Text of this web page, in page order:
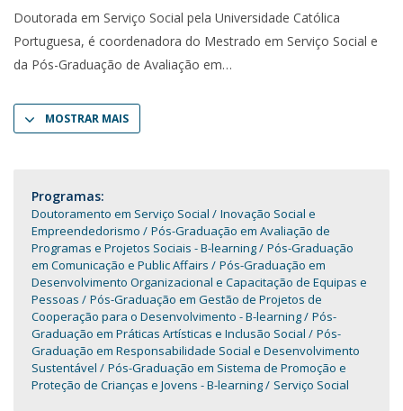
Doutorada em Serviço Social pela Universidade Católica
Portuguesa, é coordenadora do Mestrado em Serviço Social e
da Pós-Graduação de Avaliação em
MOSTRAR MAIS
Programas:
Doutoramento em Serviço Social
Inovação Social e
Empreendedorismo
Pós-Graduação em Avaliação de
Programas e Projetos Sociais - B-learning
Pós-Graduação
em Comunicação e Public Affairs
Pós-Graduação em
Desenvolvimento Organizacional e Capacitação de Equipas e
Pessoas
Pós-Graduação em Gestão de Projetos de
Cooperação para o Desenvolvimento - B-learning
Pós-
Graduação em Práticas Artísticas e Inclusão Social
Pós-
Graduação em Responsabilidade Social e Desenvolvimento
Sustentável
Pós-Graduação em Sistema de Promoção e
Proteção de Crianças e Jovens - B-learning
Serviço Social